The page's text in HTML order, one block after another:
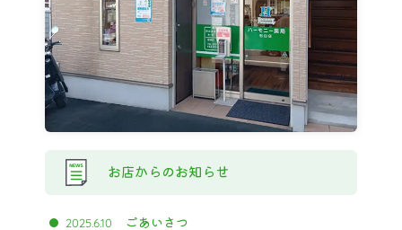
お店からのお知らせ
2025.6.10 ごあいさつ